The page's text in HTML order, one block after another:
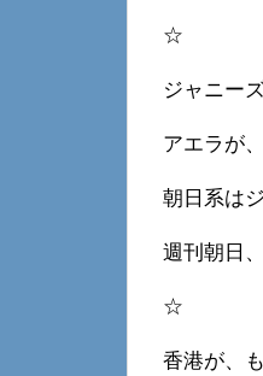
☆
ジャニー
アエラが
朝日系は
週刊朝日
☆
香港が、